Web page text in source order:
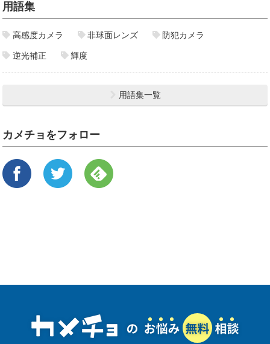
用語集
高感度カメラ 非球面レンズ 防犯カメラ
逆光補正 輝度
用語集一覧
カメチョをフォロー